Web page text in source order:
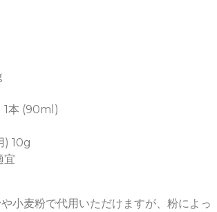
本 (90ml)
) 10g
宜
小麦粉で代用いただけますが、粉によっ